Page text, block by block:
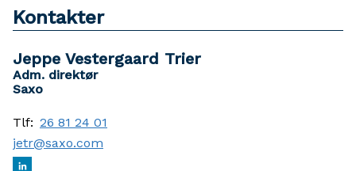
Kontakter
Jeppe Vestergaard Trier
Adm. direktør
Saxo
Tlf: 26 81 24 01
jetr@saxo.com